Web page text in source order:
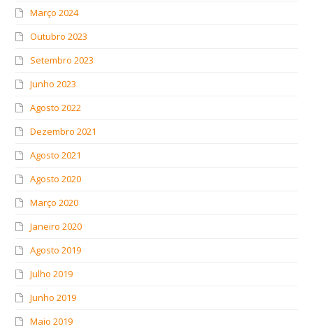
Março 2024
Outubro 2023
Setembro 2023
Junho 2023
Agosto 2022
Dezembro 2021
Agosto 2021
Agosto 2020
Março 2020
Janeiro 2020
Agosto 2019
Julho 2019
Junho 2019
Maio 2019